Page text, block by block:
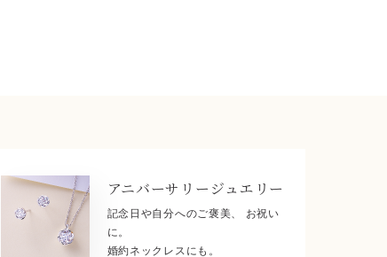
アニバーサリー ジュエリー
記念日や自分へのご褒美、 お祝い
に。
婚約ネックレスにも。